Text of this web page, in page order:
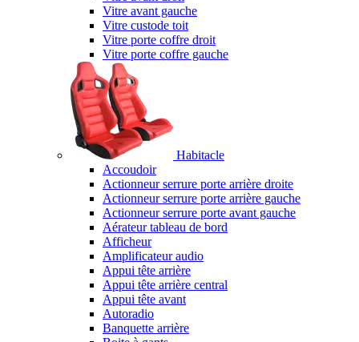
Vitre avant gauche
Vitre custode toit
Vitre porte coffre droit
Vitre porte coffre gauche
Habitacle
Accoudoir
Actionneur serrure porte arrière droite
Actionneur serrure porte arrière gauche
Actionneur serrure porte avant gauche
Aérateur tableau de bord
Afficheur
Amplificateur audio
Appui tête arrière
Appui tête arrière central
Appui tête avant
Autoradio
Banquette arrière